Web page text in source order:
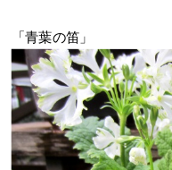
「青葉の笛」